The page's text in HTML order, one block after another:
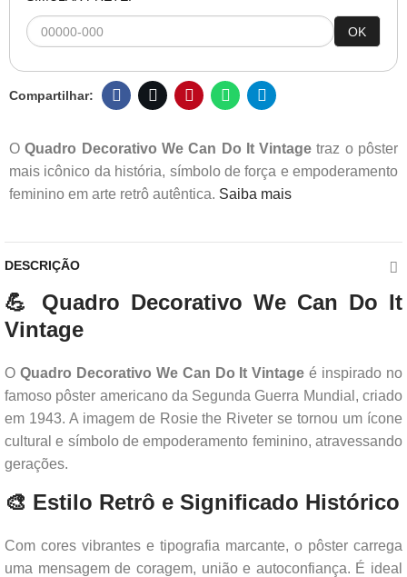
OK
OQuadro Decorativo We Can Do It Vintage traz o pôster
mais icônico da história, símbolo de força e empoderamento
feminino em arte retrô autêntica. Saiba mais
DESCRIÇÃO
💪 Quadro Decorativo We Can Do It
Vintage
O Quadro Decorativo We Can Do It Vintage é inspirado no
famoso pôster americano da Segunda Guerra Mundial, criado
em 1943. A imagem de Rosie the Riveter se tornou um ícone
cultural e símbolo de empoderamento feminino, atravessando
gerações.
🎨 Estilo Retrô e Significado Histórico
Com cores vibrantes e tipografia marcante, o pôster carrega
uma mensagem de coragem, união e autoconfiança. É ideal